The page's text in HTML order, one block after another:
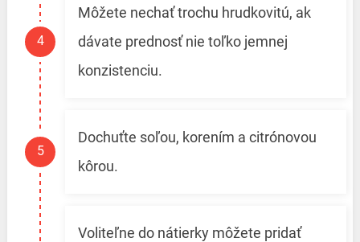
Môžete nechať trochu hrudkovitú, ak
dávate prednosť nie toľko jemnej
konzistenciu.
Dochuťte soľou, korením a citrónovou
kôrou.
Voliteľne do nátierky môžete pridať